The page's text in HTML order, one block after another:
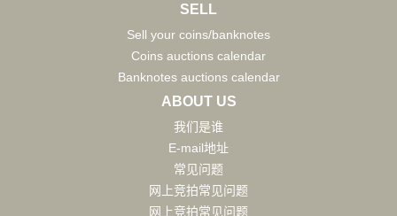
SELL
Sell your coins/banknotes
Coins auctions calendar
Banknotes auctions calendar
ABOUT US
我们是谁
E-mail地址
常见问题
网上竞拍常见问题
网上竞拍常见问题